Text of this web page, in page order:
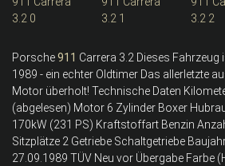
Porsche911 Carrera 3.2 Dieses
1989 - ein echter Oldtimer Das allerletzte
Motor überholt! Technische Daten
(abgelesen) Motor 6 Zylinder Boxer
170kW (231 PS) Kraftstoffart Benzin
Sitzplätze 2 Getriebe Schaltgetriebe
27.09.1989 TÜV Neu vor Übergabe Farbe